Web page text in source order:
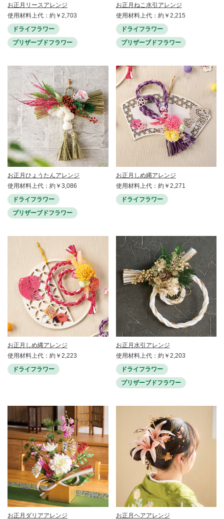
お正月リースアレンジ
使用材料上代：約￥2,703
ドライフラワー
プリザーブドフラワー
お正月ねこ水引アレンジ
使用材料上代：約￥2,215
ドライフラワー
プリザーブドフラワー
お正月ひょうたんアレンジ
使用材料上代：約￥3,086
ドライフラワー
プリザーブドフラワー
お正月しめ縄アレンジ
使用材料上代：約￥2,271
ドライフラワー
お正月しめ縄アレンジ
使用材料上代：約￥2,223
ドライフラワー
お正月水引アレンジ
使用材料上代：約￥2,203
ドライフラワー
プリザーブドフラワー
お正月ダリアアレンジ
お正月ヘアアレンジ